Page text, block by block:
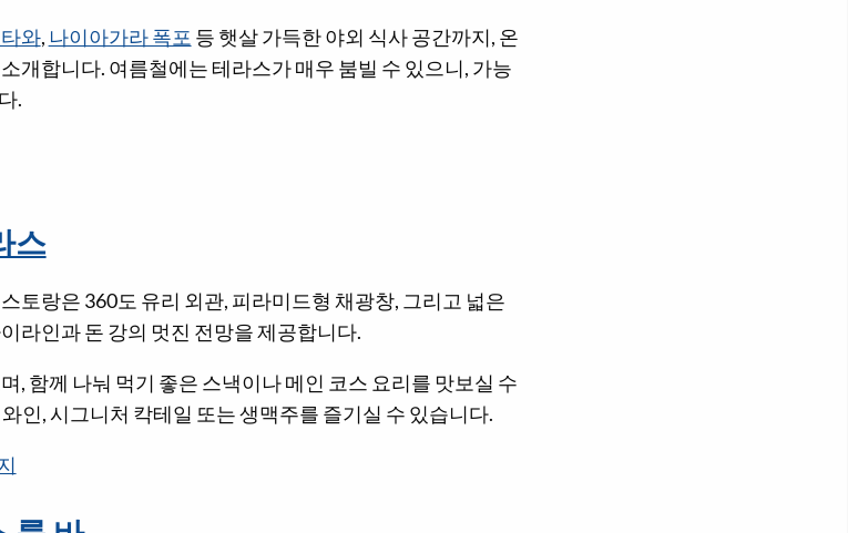
와, 나이아가라 폭포 등 햇살 가득한 야외 식사 공간까지, 온
개합니다. 여름철에는 테라스가 매우 붐빌 수 있으니, 가능
.
스
토랑은 360도 유리 외관, 피라미드형 채광창, 그리고 넓은
라인과 돈 강의 멋진 전망을 제공합니다.
, 함께 나눠 먹기 좋은 스낵이나 메인 코스 요리를 맛보실 수
인, 시그니처 칵테일 또는 생맥주를 즐기실 수 있습니다.